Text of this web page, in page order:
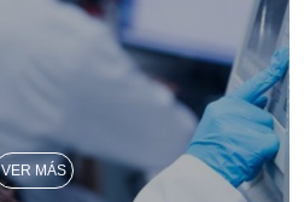
VER MÁS